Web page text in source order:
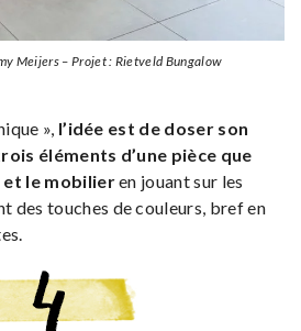
Meijers – Projet : Rietveld Bungalow
», l’idée est de doser son
éléments d’une pièce que
et le mobilieren jouant sur les
des touches de couleurs, bref en